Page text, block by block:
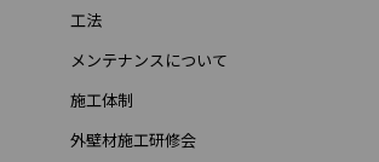
工法
メンテナンスについて
施工体制
外壁材施工研修会